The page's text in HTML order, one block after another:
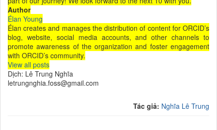
Author
Élan Young
Élan creates and manages the distribution of content for ORCID’s
blog, website, social media accounts, and other channels to
promote awareness of the organization and foster engagement
with ORCID’s community.
View all posts
Dịch: Lê Trung Nghĩa
letrungnghia.foss@gmail.com
Tác giả: Nghĩa Lê Trung